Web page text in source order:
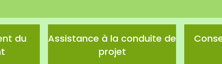
du
Assistance à la conduite de
projet